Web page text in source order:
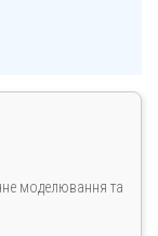
моделювання та